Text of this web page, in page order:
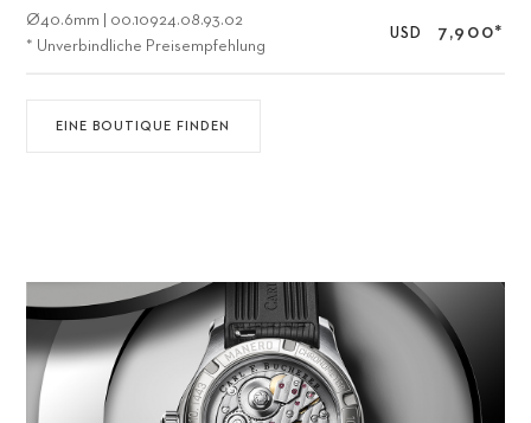
Ø40.6mm
00.10924.08.93.02
* Unverbindliche Preisempfehlung
USD 7,900*
EINE BOUTIQUE FINDEN